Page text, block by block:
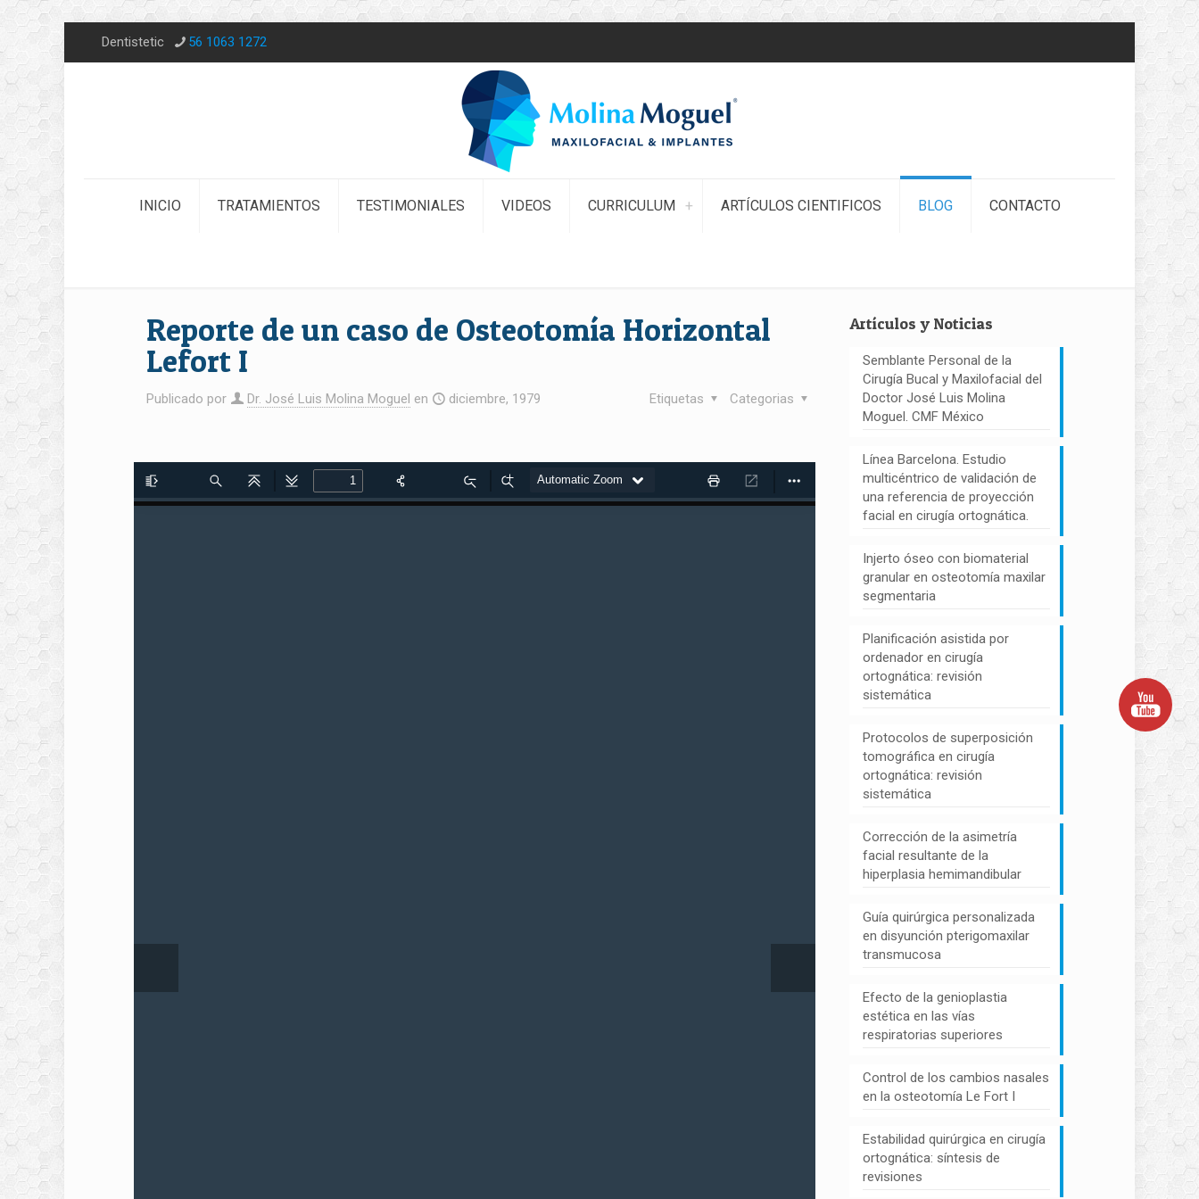
Dentistetic 56 1063 1272
INICIO TRATAMIENTOS TESTIMONIALES VIDEOS CURRICULUM ARTÍCULOS CIENTIFICOS BLOG CONTACTO
Reporte de un caso de Osteotomía Horizontal
Lefort I
Publicado por Dr. José Luis Molina Moguel en diciembre, 1979 Categorias
Etiquetas
Artículos y Noticias
Semblante Personal de la
Cirugía Bucal y Maxilofacial del
Doctor José Luis Molina
Moguel. CMF México
Línea Barcelona. Estudio
multicéntrico de validación de
una referencia de proyección
facial en cirugía ortognática.
Injerto óseo con biomaterial
granular en osteotomía maxilar
segmentaria
Planificación asistida por
ordenador en cirugía
ortognática: revisión
sistemática
Protocolos de superposición
tomográfica en cirugía
ortognática: revisión
sistemática
Corrección de la asimetría
facial resultante de la
hiperplasia hemimandibular
Guía quirúrgica personalizada
en disyunción pterigomaxilar
transmucosa
Efecto de la genioplastia
estética en las vías
respiratorias superiores
Control de los cambios nasales
en la osteotomía Le Fort I
Estabilidad quirúrgica en cirugía
ortognática: síntesis de
revisiones